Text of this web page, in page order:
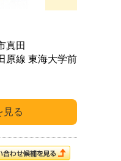
真田
原線 東海大学前